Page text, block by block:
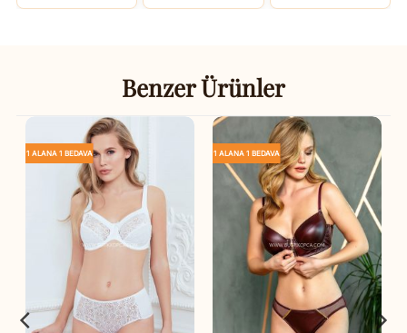
Benzer Ürünler
1 ALANA 1 BEDAVA 1 ALANA 1 BEDAVA